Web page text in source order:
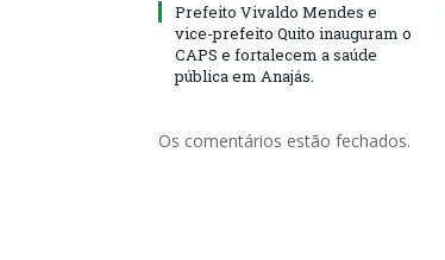
Prefeito Vivaldo Mendes e
vice-prefeito Quito inauguram o
CAPS e fortalecem a saúde
pública em Anajás.
Os comentários estão fechados.